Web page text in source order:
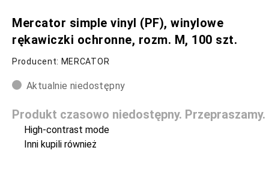
Mercator simple vinyl (PF), winylowe
rękawiczki ochronne, rozm. M, 100 szt.
Producent: MERCATOR
Aktualnie niedostępny
Produkt czasowo niedostępny. Przepraszamy.
High-contrast mode
Inni kupili również